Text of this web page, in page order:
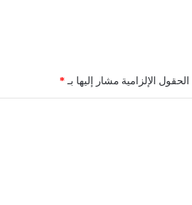
الحقول الإلزامية مشار إليها بـ *